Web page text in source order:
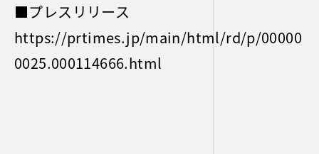
■プレスリリース
https://prtimes.jp/main/html/rd/p/00000
0025.000114666.html